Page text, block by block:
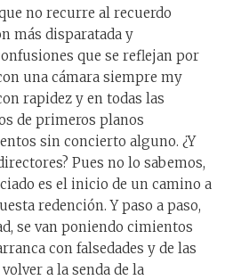
no recurre al recuerdo
más disparatada y
que se reflejan por
una cámara siempre my
rapidez y en todas las
de primeros planos
sin concierto alguno. ¿Y
Pues no lo sabemos,
es el inicio de un camino a
redención. Y paso a paso,
se van poniendo cimientos
con falsedades y de las
a la senda de la